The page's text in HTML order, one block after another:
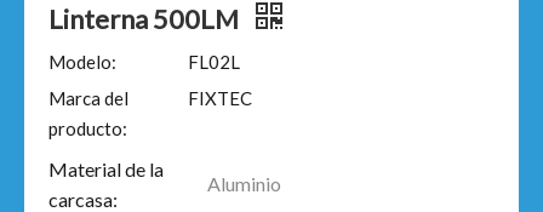
Linterna 500LM
Modelo:
FL02L
Marca del
producto:
FIXTEC
Material de la
carcasa:
Aluminio